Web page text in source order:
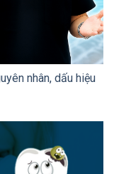
nhân, dấu hiệu